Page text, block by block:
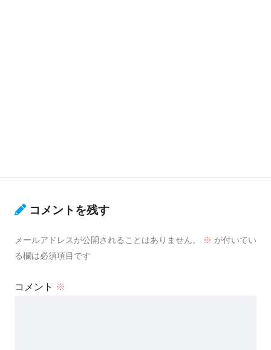
コメントを残す
メールアドレスが公開されることはありません。 ※ が付いてい
る欄は必須項目です
コメント ※